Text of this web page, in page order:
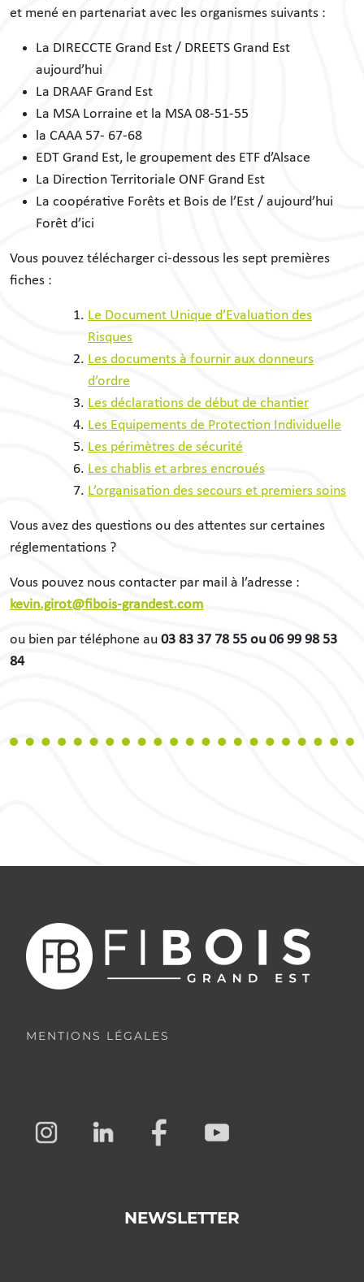
et mené en partenariat avec les organismes suivants :
La DIRECCTE Grand Est / DREETS Grand Est
aujourd’hui
La DRAAF Grand Est
La MSA Lorraine et la MSA 08-51-55
la CAAA 57- 67-68
EDT Grand Est, le groupement des ETF d’Alsace
La Direction Territoriale ONF Grand Est
La coopérative Forêts et Bois de l’Est / aujourd’hui
Forêt d’ici
Vous pouvez télécharger ci-dessous les sept premières
fiches :
Le Document Unique d’Evaluation des
Risques
Les documents à fournir aux donneurs
d’ordre
Les déclarations de début de chantier
Les Equipements de Protection Individuelle
Les périmètres de sécurité
Les chablis et arbres encroués
L’organisation des secours et premiers soins
Vous avez des questions ou des attentes sur certaines
réglementations ?
Vous pouvez nous contacter par mail à l’adresse :
kevin.girot@fibois-grandest.com
ou bien par téléphone au 03 83 37 78 55 ou 06 99 98 53
84
MENTIONS LÉGALES
NEWSLETTER